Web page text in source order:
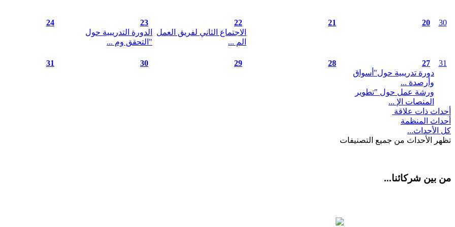
30
20
21
22
الاجتماع الثاني لفريق العمل
الم ...
23
الدورة التدريبية حول
"التحقق وم ...
24
31
27
دورة تدريبية حول"أسواق
وأرصدة ...
ورشة عمل حول "تطوير
المنصات الإ ...
28
29
30
31
أحداث ذات علاقة
أحداث المنظمة
كل الأحداث...
تظهر الأحداث من جميع التصنيفات
من بين شركائنا...